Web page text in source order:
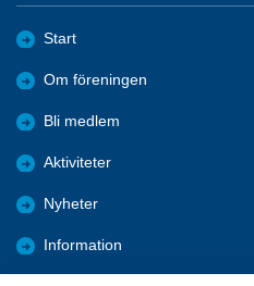
Start
Om föreningen
Bli medlem
Aktiviteter
Nyheter
Information